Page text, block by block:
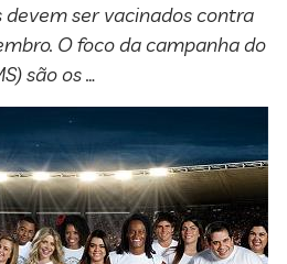
devem ser vacinados contra
O foco da campanha do
são os …